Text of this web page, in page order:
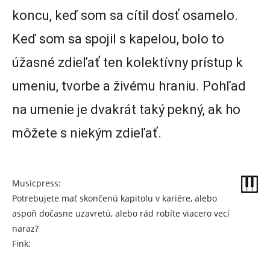
koncu, keď som sa cítil dosť osamelo.
Keď som sa spojil s kapelou, bolo to
úžasné zdieľať ten kolektívny prístup k
umeniu, tvorbe a živému hraniu. Pohľad
na umenie je dvakrát taký pekný, ak ho
môžete s niekým zdieľať.
Musicpress:
Potrebujete mať skončenú kapitolu v kariére, alebo
aspoň dočasne uzavretú, alebo rád robíte viacero vecí
naraz?
Fink: